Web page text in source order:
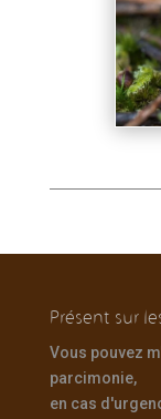
Présent sur
Vous pouvez
parcimonie,
en cas